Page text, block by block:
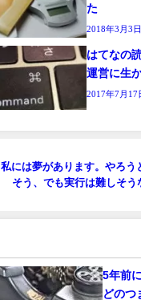
た
2018年3月3日
はてなの
運営に生
2017年7月17
私には夢があります。やろう
そう、でも実行は難しそ
5年前
どのつ